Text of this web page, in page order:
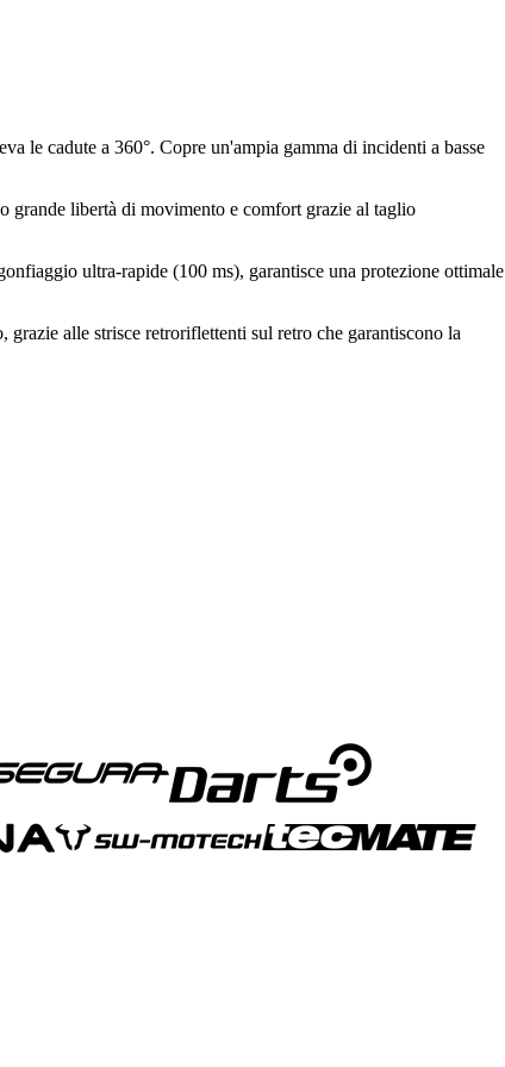
le cadute a 360°. Copre un'ampia gamma di incidenti a basse
grande libertà di movimento e comfort grazie al taglio
ultra-rapide (100 ms), garantisce una protezione ottimale
alle strisce retroriflettenti sul retro che garantiscono la